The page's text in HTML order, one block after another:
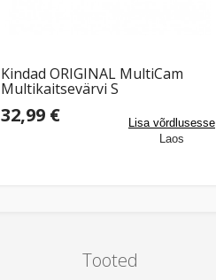
Kindad ORIGINAL MultiCam
Multikaitsevärvi S
32,99 €
Lisa võrdlusesse
Laos
Tooted